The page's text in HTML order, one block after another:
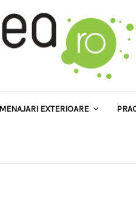
EXTERIOARE